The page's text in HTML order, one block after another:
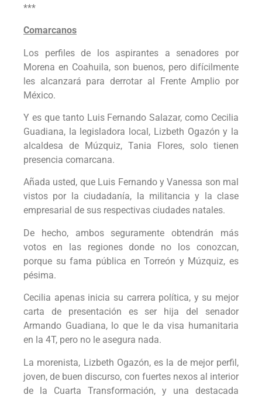
***
Comarcanos
Los perfiles de los aspirantes a senadores por
Morena en Coahuila, son buenos, pero difícilmente
les alcanzará para derrotar al Frente Amplio por
México.
Y es que tanto Luis Fernando Salazar, como Cecilia
Guadiana, la legisladora local, Lizbeth Ogazón y la
alcaldesa de Múzquiz, Tania Flores, solo tienen
presencia comarcana.
Añada usted, que Luis Fernando y Vanessa son mal
vistos por la ciudadanía, la militancia y la clase
empresarial de sus respectivas ciudades natales.
De hecho, ambos seguramente obtendrán más
votos en las regiones donde no los conozcan,
porque su fama pública en Torreón y Múzquiz, es
pésima.
Cecilia apenas inicia su carrera política, y su mejor
carta de presentación es ser hija del senador
Armando Guadiana, lo que le da visa humanitaria
en la 4T, pero no le asegura nada.
La morenista, Lizbeth Ogazón, es la de mejor perfil,
joven, de buen discurso, con fuertes nexos al interior
de la Cuarta Transformación, y una destacada